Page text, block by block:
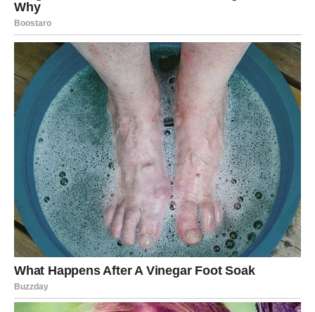
uspjeli potpuno zaboraviti.
Ta osoba još uvijek razmišlja o vama i moguće je da će
pokušati obnoviti kontakt.
Ali ovog puta vi ćete mnogo jasnije vidjeti šta želite.
Nećete više pristajati na odnose koji vam donose stres,
nesigurnost i emotivni haos.
Mnoge Vodolije će konačno odlučiti da biraju svoj mir i
budućnost umjesto ljudi koji ih stalno vraćaju na stare
probleme.
Vrijeme je da konačno počnete
vjerovati da zaslužujete mnogo